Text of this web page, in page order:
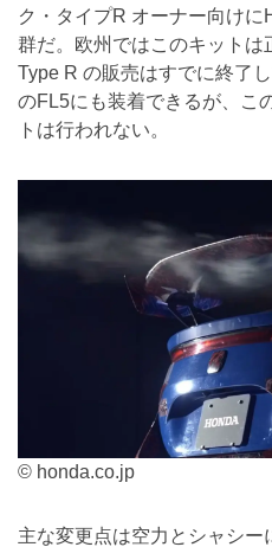
ク・タイプR オーナー向け
群だ。欧州ではこのキット
Type R の販売はすでに終了
のFL5にも装着できるが、こ
トは行われない。
© honda.co.jp
主な変更点は空力とシャシー